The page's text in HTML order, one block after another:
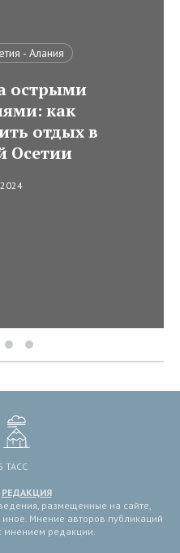
- Алания
острыми
как
отдых в
Осетии
ТАСС
РЕДАКЦИЯ
размещенные на сайте,
Мнение авторов публикаций
мнением редакции.